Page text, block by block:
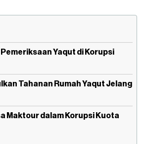
Pemeriksaan Yaqut di Korupsi
Tahanan Rumah Yaqut Jelang
Maktour dalam Korupsi Kuota